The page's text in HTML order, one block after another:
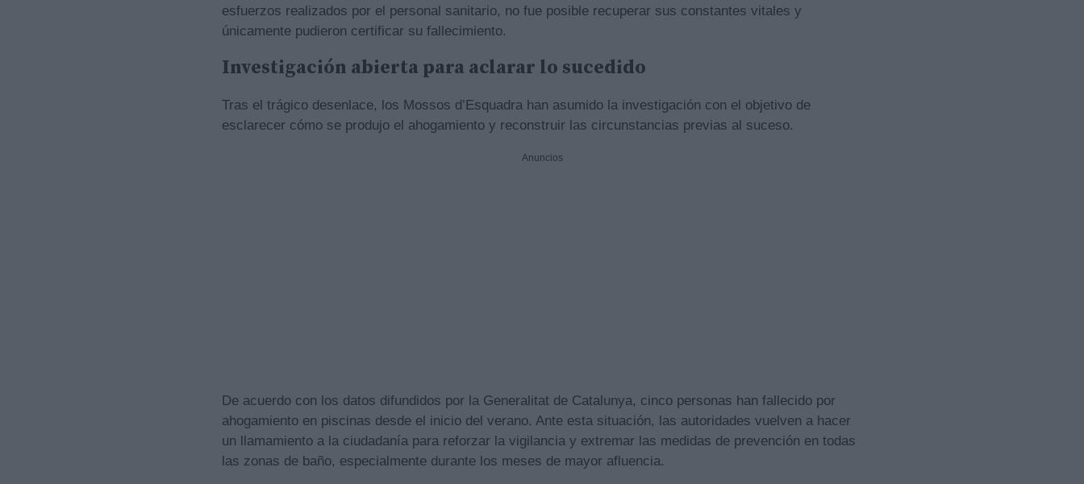
esfuerzos realizados por el personal sanitario, no fue posible recuperar sus constantes vitales y
únicamente pudieron certificar su fallecimiento.
Investigación abierta para aclarar lo sucedido
Tras el trágico desenlace, los Mossos d’Esquadra han asumido la investigación con el objetivo de
esclarecer cómo se produjo el ahogamiento y reconstruir las circunstancias previas al suceso.
Anuncios
De acuerdo con los datos difundidos por la Generalitat de Catalunya, cinco personas han fallecido por
ahogamiento en piscinas desde el inicio del verano. Ante esta situación, las autoridades vuelven a hacer
un llamamiento a la ciudadanía para reforzar la vigilancia y extremar las medidas de prevención en todas
las zonas de baño, especialmente durante los meses de mayor afluencia.